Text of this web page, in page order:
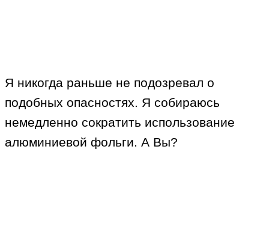
Я никогда раньше не подозревал о
подобных опасностях. Я собираюсь
немедленно сократить использование
алюминиевой фольги. А Вы?